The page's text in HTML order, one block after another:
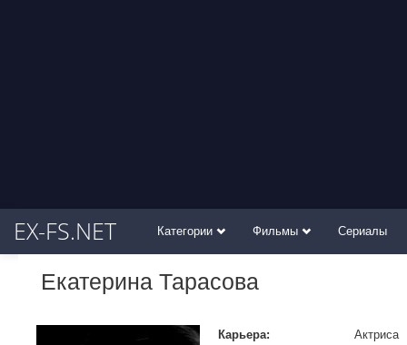
EX-FS.NET Категории Фильмы Сериалы
Екатерина Тарасова
Карьера:
Актриса